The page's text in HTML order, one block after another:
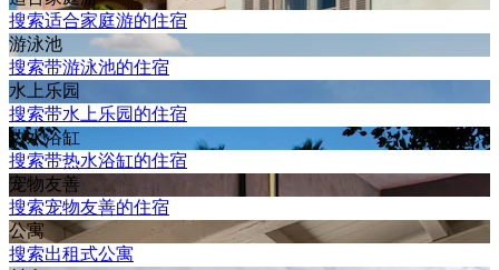
搜索适合家庭游的住宿
游泳池
搜索带游泳池的住宿
水上乐园
搜索带水上乐园的住宿
热水浴缸
搜索带热水浴缸的住宿
宠物友善
搜索宠物友善的住宿
公寓
搜索出租式公寓